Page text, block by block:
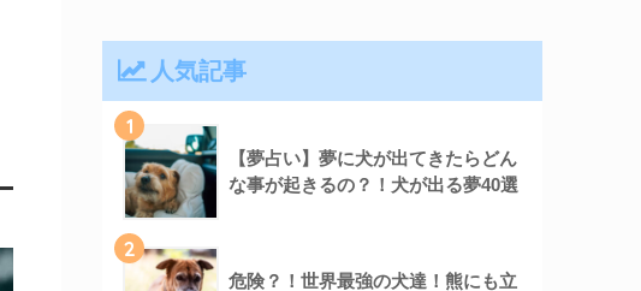
人気記事
1
【夢占い】夢に犬が出てきたらどん
な事が起きるの？！犬が出る夢40選
2
危険？！世界最強の犬達！熊にも立